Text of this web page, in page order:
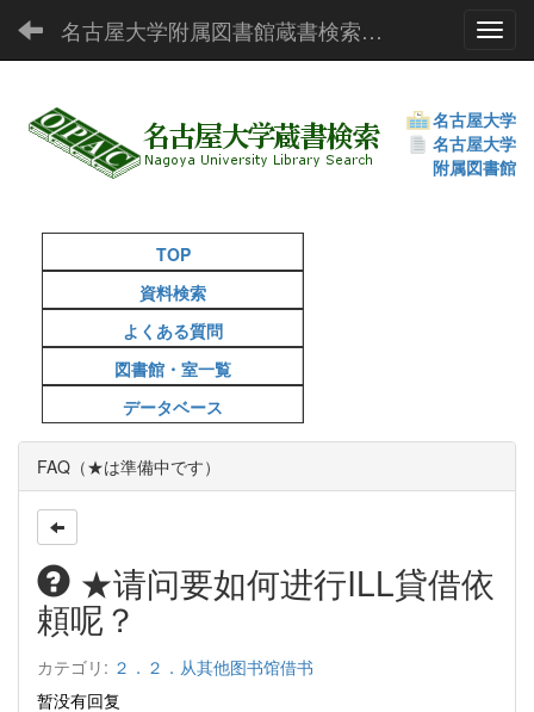
名古屋大学附属図書館蔵書検索（OPAC）
名古屋大学
名古屋大学
附属図書館
TOP
資料検索
よくある質問
図書館・室一覧
データベース
FAQ（★は準備中です）
★请问要如何进行ILL貸借依
頼呢？
カテゴリ: ２．２．从其他图书馆借书
暂没有回复